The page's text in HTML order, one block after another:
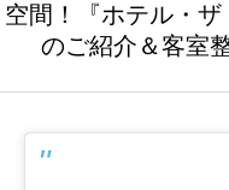
空間！『ホテル・
のご紹介＆客室